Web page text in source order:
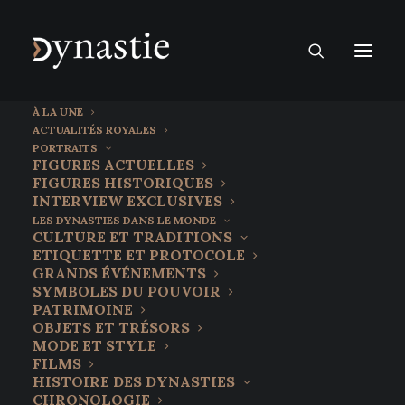
À LA UNE
ACTUALITÉS ROYALES
PORTRAITS
FIGURES ACTUELLES
FIGURES HISTORIQUES
INTERVIEW EXCLUSIVES
LES DYNASTIES DANS LE MONDE
CULTURE ET TRADITIONS
ETIQUETTE ET PROTOCOLE
GRANDS ÉVÉNEMENTS
SYMBOLES DU POUVOIR
PATRIMOINE
OBJETS ET TRÉSORS
MODE ET STYLE
FILMS
HISTOIRE DES DYNASTIES
CHRONOLOGIE
12 septembre 2025
Les Sen Genshitsu : les gardiens
du thé, maîtres de l’éphémère,